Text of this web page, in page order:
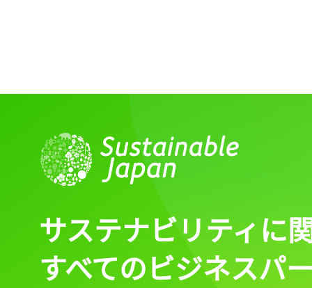
サステナビリティに
すべてのビジネスパ